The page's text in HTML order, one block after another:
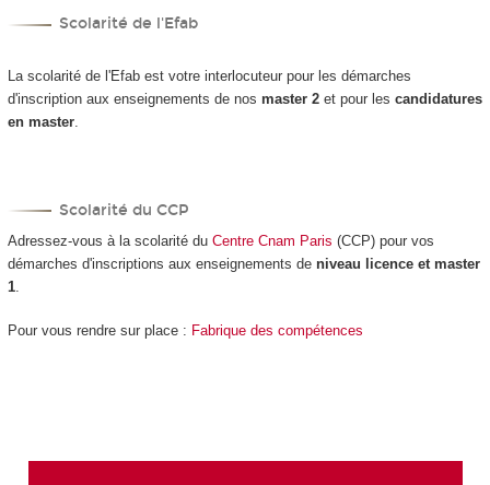
Scolarité de l'Efab
La scolarité de l'Efab est votre interlocuteur pour les démarches
d'inscription aux enseignements de nos master 2 et pour les candidatures
en master.
Scolarité du CCP
Adressez-vous à la scolarité du Centre Cnam Paris (CCP) pour vos
démarches d'inscriptions aux enseignements de niveau licence et master
1.
Pour vous rendre sur place : Fabrique des compétences